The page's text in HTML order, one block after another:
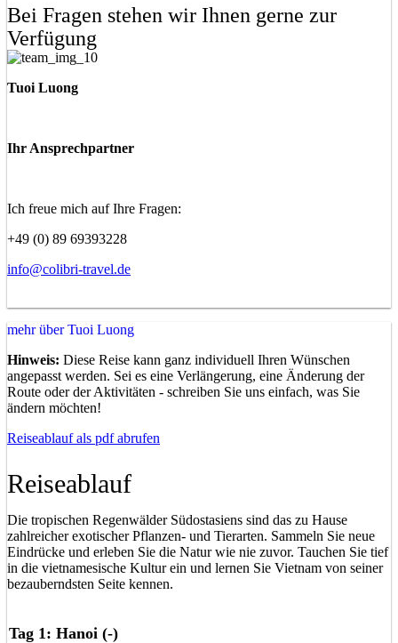
Bei Fragen stehen wir Ihnen gerne zur
Verfügung
Tuoi Luong
Ihr Ansprechpartner
Ich freue mich auf Ihre Fragen:
+49 (0) 89 69393228
info@colibri-travel.de
mehr über Tuoi Luong
Hinweis: Diese Reise kann ganz individuell Ihren Wünschen
angepasst werden. Sei es eine Verlängerung, eine Änderung der
Route oder der Aktivitäten - schreiben Sie uns einfach, was Sie
ändern möchten!
Reiseablauf als pdf abrufen
Reiseablauf
Die tropischen Regenwälder Südostasiens sind das zu Hause
zahlreicher exotischer Pflanzen- und Tierarten. Sammeln Sie neue
Eindrücke und erleben Sie die Natur wie nie zuvor. Tauchen Sie tief
in die vietnamesische Kultur ein und lernen Sie Vietnam von seiner
bezauberndsten Seite kennen.
Tag 1: Hanoi (-)